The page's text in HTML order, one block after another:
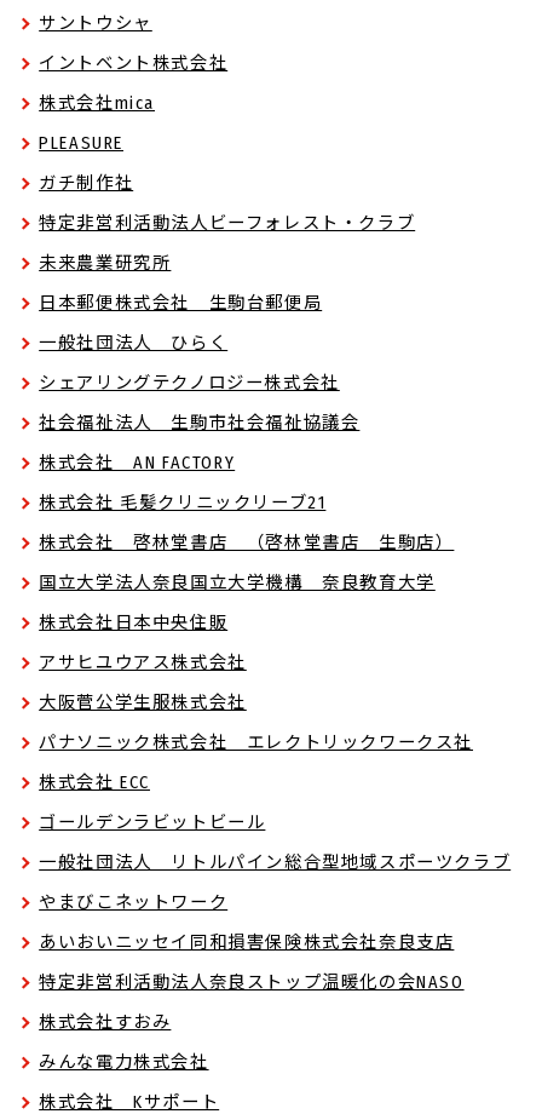
サントウシャ
イントベント株式会社
株式会社mica
PLEASURE
ガチ制作社
特定非営利活動法人ビーフォレスト・クラブ
未来農業研究所
日本郵便株式会社 生駒台郵便局
一般社団法人 ひらく
シェアリングテクノロジー株式会社
社会福祉法人 生駒市社会福祉協議会
株式会社 AN FACTORY
株式会社 毛髪クリニックリーブ21
株式会社 啓林堂書店 （啓林堂書店 生駒店）
国立大学法人奈良国立大学機構 奈良教育大学
株式会社日本中央住販
アサヒユウアス株式会社
大阪菅公学生服株式会社
パナソニック株式会社 エレクトリックワークス社
株式会社 ECC
ゴールデンラビットビール
一般社団法人 リトルパイン総合型地域スポーツクラブ
やまびこネットワーク
あいおいニッセイ同和損害保険株式会社奈良支店
特定非営利活動法人奈良ストップ温暖化の会NASO
株式会社すおみ
みんな電力株式会社
株式会社 Kサポート